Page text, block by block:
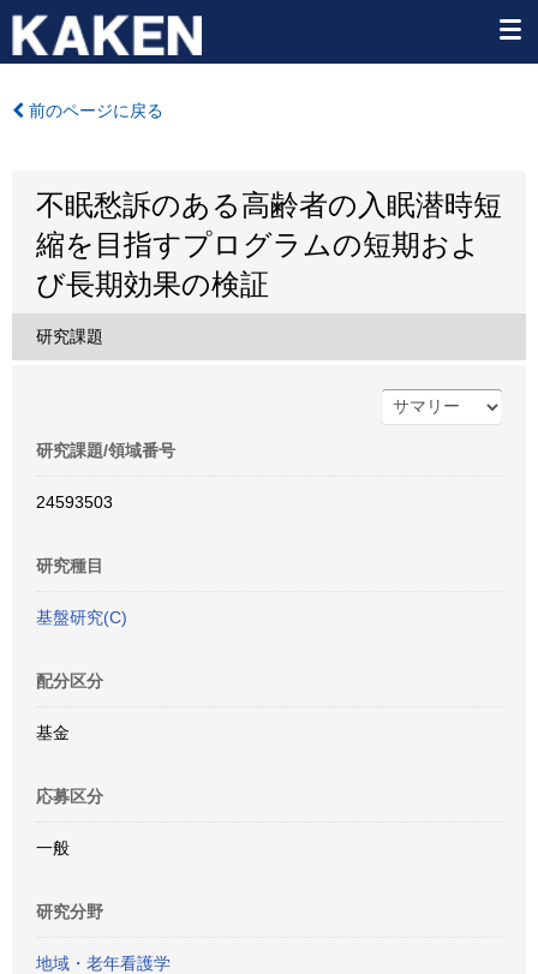
前のページに戻る
不眠愁訴のある高齢者の入眠潜時短
縮を目指すプログラムの短期およ
び長期効果の検証
研究課題
研究課題/領域番号
24593503
研究種目
基盤研究(C)
配分区分
基金
応募区分
一般
研究分野
地域・老年看護学